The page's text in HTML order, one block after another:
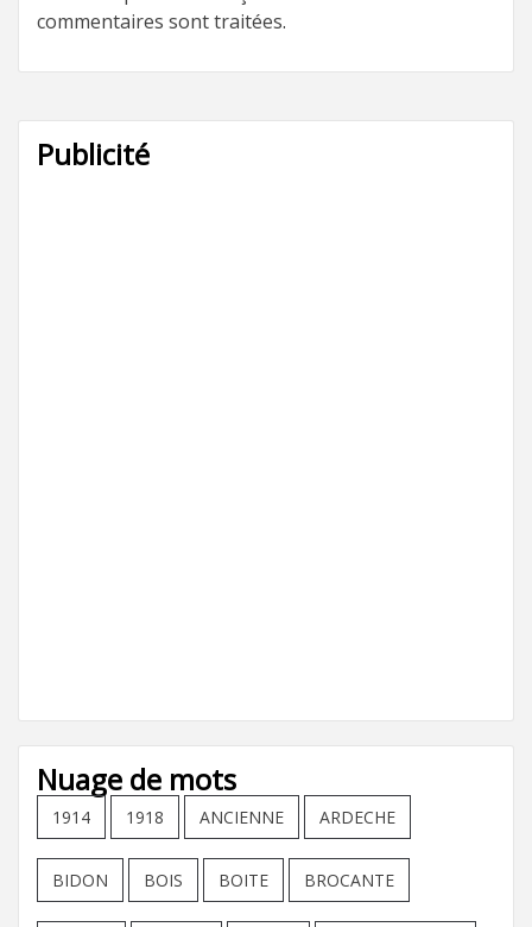
commentaires sont traitées.
Publicité
Nuage de mots
1914 1918 ANCIENNE ARDECHE
BIDON BOIS BOITE BROCANTE